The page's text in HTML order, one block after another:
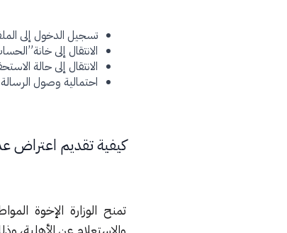
تسجيل الدخول إلى
الانتقال إلى
الانتقال إلى حالة
احتمالية وصول
كيفية تقديم اعتراض
تمنح الوزارة الإخوة